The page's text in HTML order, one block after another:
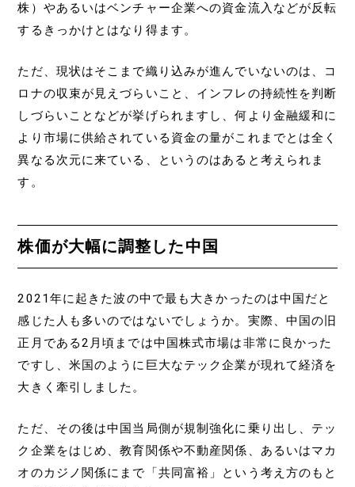
株）やあるいはベンチャー企業への資金流入などが反転
するきっかけとはなり得ます。
ただ、現状はそこまで織り込みが進んでいないのは、コ
ロナの収束が見えづらいこと、インフレの持続性を判断
しづらいことなどが挙げられますし、何より金融緩和に
より市場に供給されている資金の量がこれまでとは全く
異なる次元に来ている、というのはあると考えられま
す。
株価が大幅に調整した中国
2021年に起きた波の中で最も大きかったのは中国だと
感じた人も多いのではないでしょうか。実際、中国の旧
正月である2月頃までは中国株式市場は非常に良かった
ですし、米国のように巨大なテック企業が現れて経済を
大きく牽引しました。
ただ、その後は中国当局側が規制強化に乗り出し、テッ
ク企業をはじめ、教育関係や不動産関係、あるいはマカ
オのカジノ関係にまで「共同富裕」という考え方のもと